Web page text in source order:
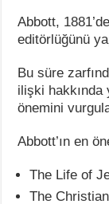
Abbott,
editörlüğünü
Bu süre
ilişki hakkında
önemini
Abbott’ın en
The Life of
The